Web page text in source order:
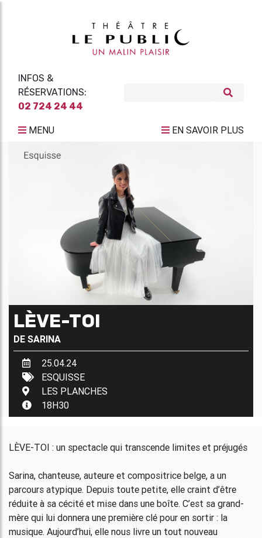
INFOS &
RÉSERVATIONS:
02 724 24 44
MENU EN SAVOIR PLUS
LÈVE-TOI
DE SARINA
25.04.24
ESQUISSE
LES PLANCHES
18H30
LÈVE-TOI : un spectacle qui transcende limites et préjugés
Sarina, chanteuse, auteure et compositrice belge, a un
parcours atypique. Depuis toute petite, elle craint d’être
réduite à sa cécité et mise dans une boîte. C’est sa grand-
mère qui lui donnera une première clé pour en sortir : la
musique. Aujourd’hui, elle nous livre un tout nouveau